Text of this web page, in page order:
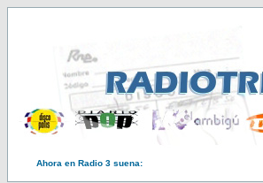
Ahora en Radio 3 suena: